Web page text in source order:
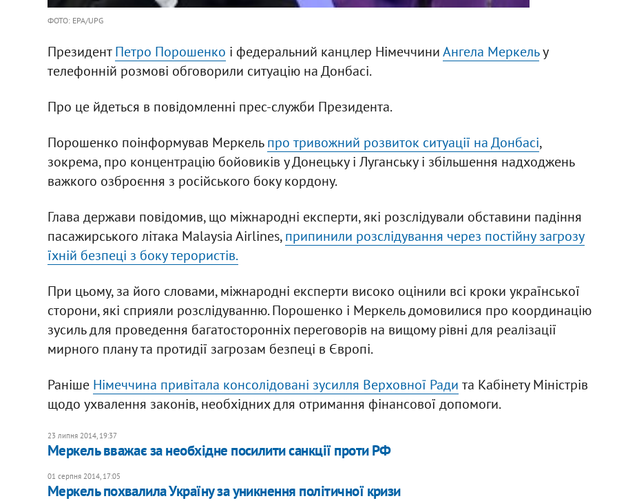
ФОТО: EPA/UPG
ПрезидентПетро Порошенко і федеральний канцлер НімеччиниАнгела Меркельу
телефонній розмові обговорили ситуацію на Донбасі.
Про це йдеться в повідомленні прес-служби Президента.
Порошенко поінформував Меркельпро тривожний розвиток ситуації на Донбасі,
зокрема, про концентрацію бойовиків у Донецьку і Луганську і збільшення надходжень
важкого озброєння з російського боку кордону.
Глава держави повідомив, що міжнародні експерти, які розслідували обставини падіння
пасажирського літака Malaysia Airlines,припинили розслідування через постійну загрозу
їхній безпеці з боку терористів.
При цьому, за його словами, міжнародні експерти високо оцінили всі кроки української
сторони, які сприяли розслідуванню. Порошенко і Меркель домовилися про координацію
зусиль для проведення багатосторонніх переговорів на вищому рівні для реалізації
мирного плану та протидії загрозам безпеці в Європі.
Раніше Німеччина привітала консолідовані зусилля Верховної Ради та Кабінету Міністрів
щодо ухвалення законів, необхідних для отримання фінансової допомоги.
23 липня 2014, 19:37
Меркель вважає за необхідне посилити санкції проти РФ
01 серпня 2014, 17:05
Меркель похвалила Україну за уникнення політичної кризи